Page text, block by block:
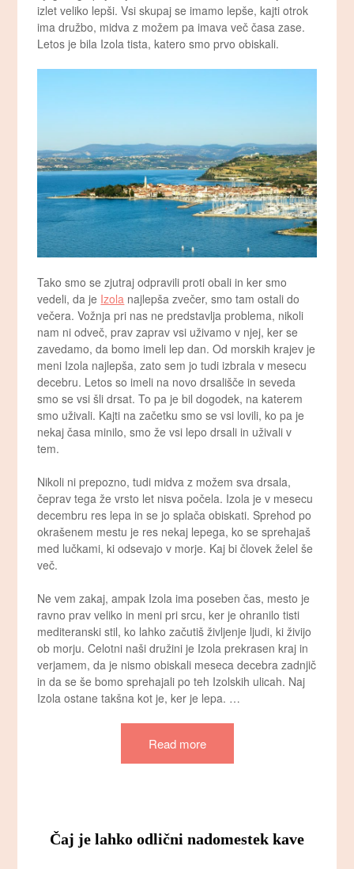
izlet veliko lepši. Vsi skupaj se imamo lepše, kajti otrok
ima družbo, midva z možem pa imava več časa zase.
Letos je bila Izola tista, katero smo prvo obiskali.
Tako smo se zjutraj odpravili proti obali in ker smo
vedeli, da je Izola najlepša zvečer, smo tam ostali do
večera. Vožnja pri nas ne predstavlja problema, nikoli
nam ni odveč, prav zaprav vsi uživamo v njej, ker se
zavedamo, da bomo imeli lep dan. Od morskih krajev je
meni Izola najlepša, zato sem jo tudi izbrala v mesecu
decebru. Letos so imeli na novo drsališče in seveda
smo se vsi šli drsat. To pa je bil dogodek, na katerem
smo uživali. Kajti na začetku smo se vsi lovili, ko pa je
nekaj časa minilo, smo že vsi lepo drsali in uživali v
tem.
Nikoli ni prepozno, tudi midva z možem sva drsala,
čeprav tega že vrsto let nisva počela. Izola je v mesecu
decembru res lepa in se jo splača obiskati. Sprehod po
okrašenem mestu je res nekaj lepega, ko se sprehajaš
med lučkami, ki odsevajo v morje. Kaj bi človek želel še
več.
Ne vem zakaj, ampak Izola ima poseben čas, mesto je
ravno prav veliko in meni pri srcu, ker je ohranilo tisti
mediteranski stil, ko lahko začutiš življenje ljudi, ki živijo
ob morju. Celotni naši družini je Izola prekrasen kraj in
verjamem, da je nismo obiskali meseca decebra zadnjič
in da se še bomo sprehajali po teh Izolskih ulicah. Naj
Izola ostane takšna kot je, ker je lepa. …
Read more
Čaj je lahko odlični nadomestek kave